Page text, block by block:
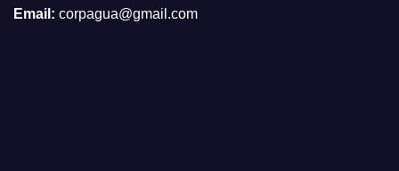
Email: corpagua@gmail.com